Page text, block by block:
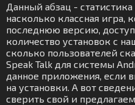
Данный абзац -
насколько классная игра,
последнюю версию,
количество установок с
сколько пользователей
Speak Talk для системы
данное приложения, если
на установки. А вот
сверить свой и